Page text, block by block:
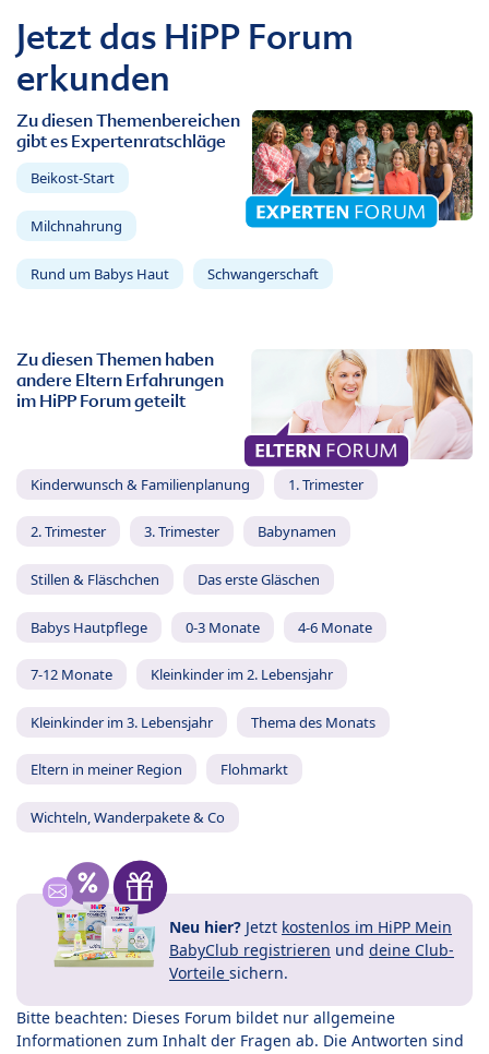
Jetzt das HiPP Forum
erkunden
Zu diesen Themenbereichen
gibt es Expertenratschläge
Beikost-Start
Milchnahrung
Rund um Babys Haut Schwangerschaft
Zu diesen Themen haben
andere Eltern Erfahrungen
im HiPP Forum geteilt
Kinderwunsch & Familienplanung 1. Trimester
2. Trimester 3. Trimester Babynamen
Stillen & Fläschchen Das erste Gläschen
Babys Hautpflege 0-3 Monate 4-6 Monate
7-12 Monate Kleinkinder im 2. Lebensjahr
Kleinkinder im 3. Lebensjahr Thema des Monats
Eltern in meiner Region Flohmarkt
Wichteln, Wanderpakete & Co
Neu hier? Jetzt kostenlos im HiPP Mein
BabyClub registrieren und deine Club-
Vorteile sichern.
Bitte beachten: Dieses Forum bildet nur allgemeine
Informationen zum Inhalt der Fragen ab. Die Antworten sind